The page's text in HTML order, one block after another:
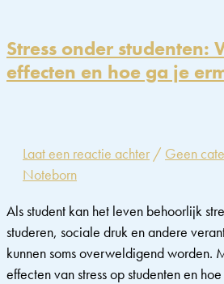
technologie
op
onze
diepgaande
analyse
Stress onder studenten:
effecten en hoe ga je
Laat een reactie achter / Geen
Noteborn
Als student kan het leven behoorlijk
studeren, sociale druk en andere
kunnen soms overweldigend worden.
effecten van stress op studenten en